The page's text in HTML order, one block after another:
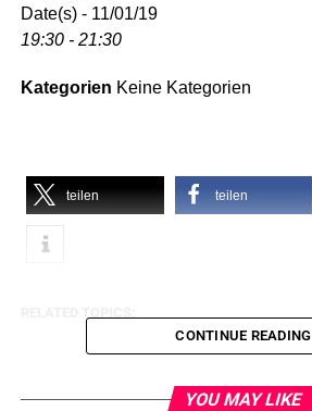
Date(s) - 11/01/19
19:30 - 21:30
Kategorien Keine Kategorien
teilen teilen
CONTINUE READING
YOU MAY LIKE